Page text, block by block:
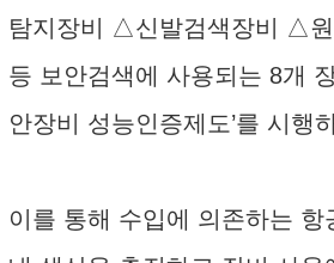
탐지장비 △신발검색장비 △원
등 보안검색에 사용되는 8개
안장비 성능인증제도’를 시행
이를 통해 수입에 의존하는 항